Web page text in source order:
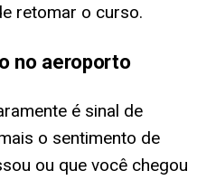
retomar o curso.
no aeroporto
é sinal de
o sentimento de
ou que você chegou